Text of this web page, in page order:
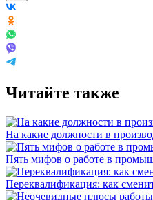
Читайте также
На какие должности в
Пять мифов о работе в
Переквалификация: как